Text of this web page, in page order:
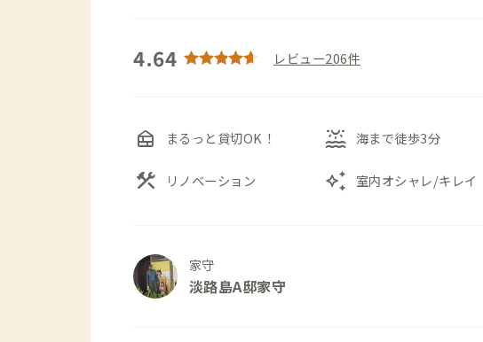
4.64 レビュー206件
nest_multi_room まるっと貸切OK！ water_lux 海まで徒歩3分
construction リノベーション auto_awesome 室内オシャレ/キレイ
家守
淡路島A邸家守